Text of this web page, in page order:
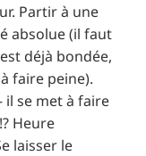
Partir à une
absolue (il faut
déjà bondée,
faire peine).
se met à faire
Heure
laisser le